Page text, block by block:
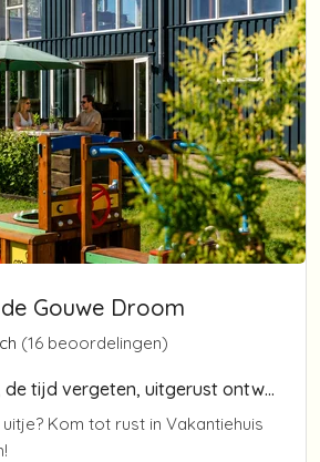
Gouwe Droom
(16 beoordelingen)
Samen genieten, de tijd vergeten, uitgerust ontwaken en zorgeloos ontspannen.
Kom tot rust in Vakantiehuis